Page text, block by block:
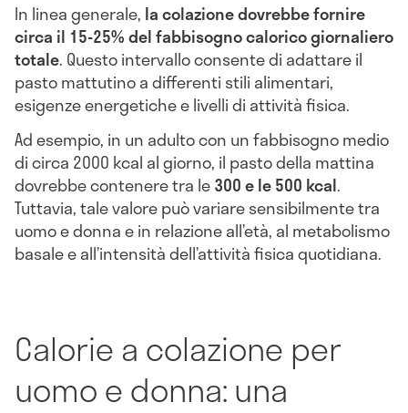
In linea generale, la colazione dovrebbe fornire
circa il 15-25% del fabbisogno calorico giornaliero
totale. Questo intervallo consente di adattare il
pasto mattutino a differenti stili alimentari,
esigenze energetiche e livelli di attività fisica.
Ad esempio, in un adulto con un fabbisogno medio
di circa 2000 kcal al giorno, il pasto della mattina
dovrebbe contenere tra le300 e le 500 kcal.
Tuttavia, tale valore può variare sensibilmente tra
uomo e donna e in relazione all’età, al metabolismo
basale e all’intensità dell’attività fisica quotidiana.
Calorie a colazione per
uomo e donna: una